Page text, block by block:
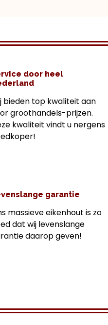
door heel
bieden top kwaliteit aan
groothandels-prijzen.
kwaliteit vindt u nergens
garantie
massieve eikenhout is zo
dat wij levenslange
daarop geven!